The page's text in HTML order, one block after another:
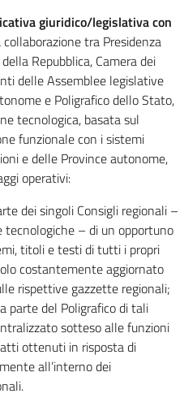
giuridico/legislativa con
tra Presidenza
Repubblica, Camera dei
delle Assemblee legislative
e Poligrafico dello Stato,
tecnologica, basata sul
funzionale con i sistemi
e delle Province autonome,
operativi:
dei singoli Consigli regionali –
– di un opportuno
titoli e testi di tutti i propri
costantemente aggiornato
rispettive gazzette regionali;
parte del Poligrafico di tali
sotteso alle funzioni
ottenuti in risposta di
all’interno dei